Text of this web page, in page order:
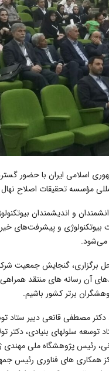
اسلامی ایران با حضور
مؤسسه تحقیقات اصلاح نهال
و اندیشمندان
و پیشرفت‌های
می‌شود.
محل برگزاری، گنجایش جمعیت
آن رسانه های منتقد
برتر کشور باشیم.
مصطفی قانعی دبیر ستاد
توسعه سلولهای بنیادی، دکتر
رئیس پژوهشگاه ملی مهندی
های فناوری رئیس